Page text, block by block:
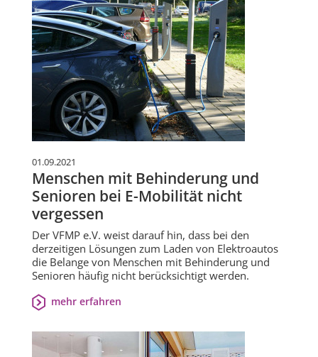
01.09.2021
Menschen mit Behinderung und
Senioren bei E-Mobilität nicht
vergessen
Der VFMP e.V. weist darauf hin, dass bei den
derzeitigen Lösungen zum Laden von Elektroautos
die Belange von Menschen mit Behinderung und
Senioren häufig nicht berücksichtigt werden.
mehr erfahren